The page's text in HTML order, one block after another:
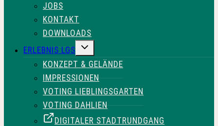
JOBS
KONTAKT
DOWNLOADS
ERLEBNIS LGS
UNTERMENÜ
KONZEPT & GELÄNDE
IMPRESSIONEN
VOTING LIEBLINGSGARTEN
VOTING DAHLIEN
DIGITALER STADTRUNDGANG